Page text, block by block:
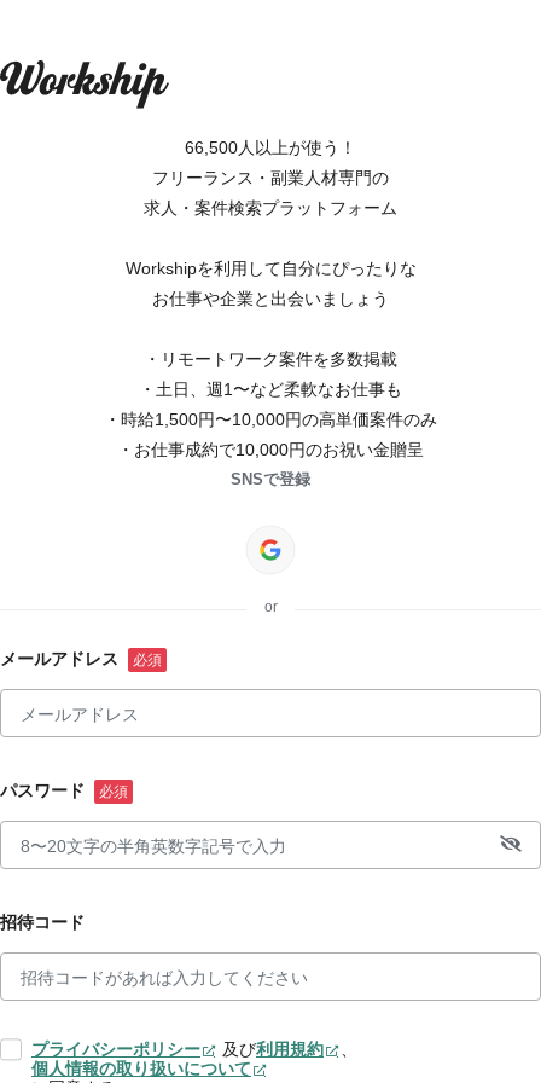
66,500人以上が使う！
フリーランス・副業人材専門の
求人・案件検索プラットフォーム
Workshipを利用して自分にぴったりな
お仕事や企業と出会いましょう
・リモートワーク案件を多数掲載
・土日、週1〜など柔軟なお仕事も
・時給1,500円〜10,000円の高単価案件のみ
・お仕事成約で10,000円のお祝い金贈呈
SNSで登録
or
メールアドレス
パスワード
招待コード
プライバシーポリシー 及び利用規約
、
個人情報の取り扱いについて